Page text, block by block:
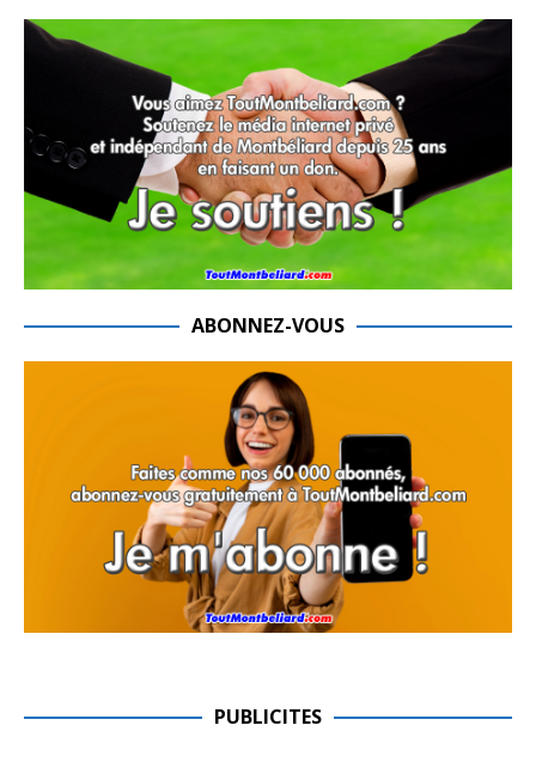
ABONNEZ-VOUS
PUBLICITES